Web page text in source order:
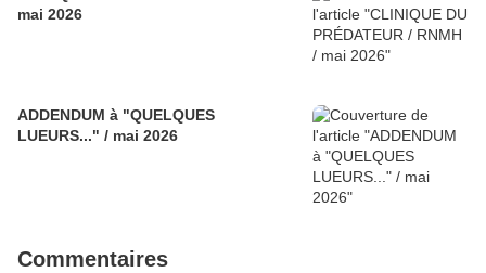
mai 2026
ADDENDUM à "QUELQUES
LUEURS..." / mai 2026
Commentaires